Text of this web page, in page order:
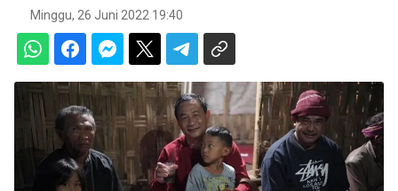
Minggu, 26 Juni 2022 19:40